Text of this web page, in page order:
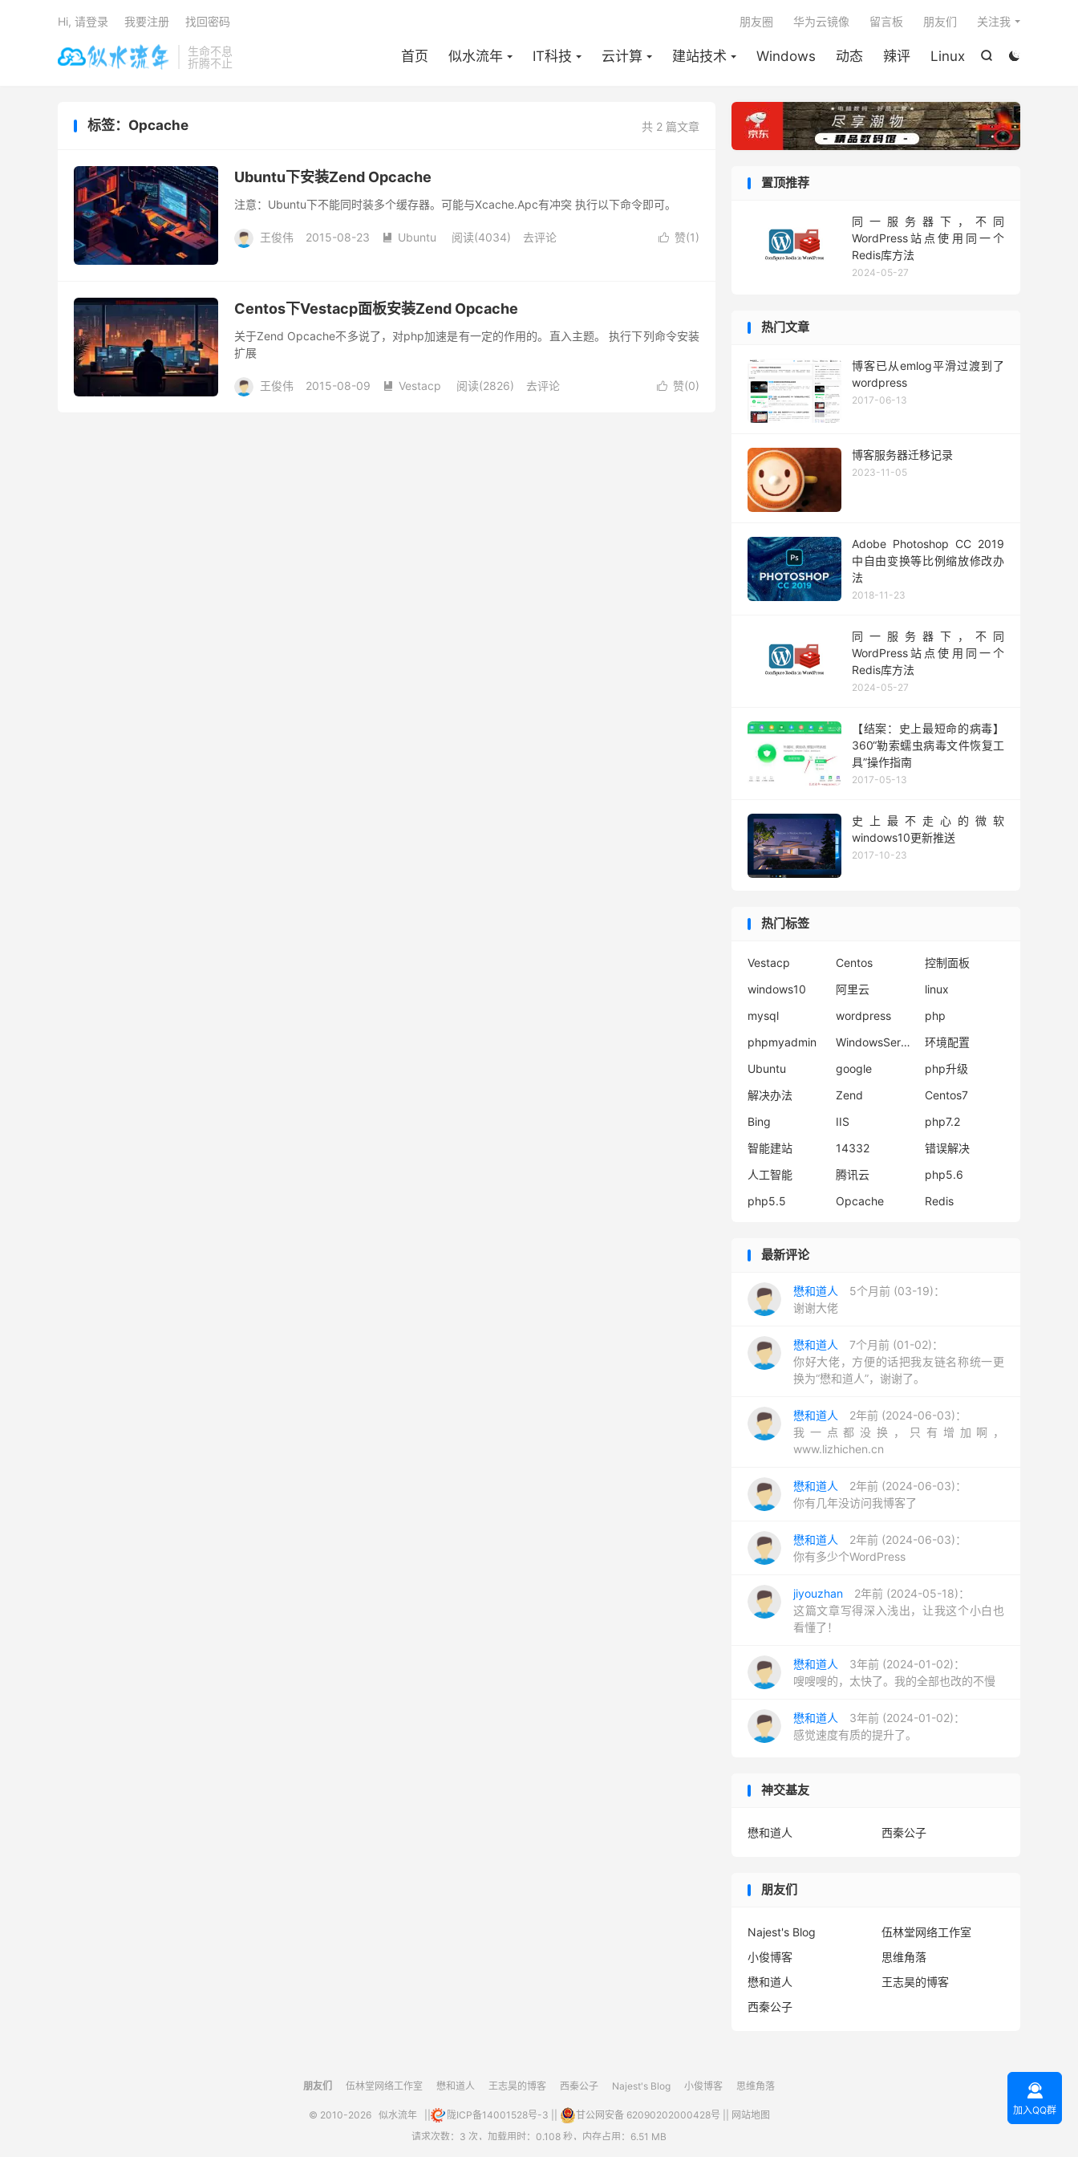
生命不息
折腾不止


首页 似水流年 IT科技 云计算 建站技术 Windows 动态 辣评 Linux
朋友圈 华为云镜像 留言板 朋友们 关注我
Hi, 请登录 我要注册 找回密码
共 2 篇文章
标签：Opcache
Ubuntu下安装Zend Opcache
注意：Ubuntu下不能同时装多个缓存器。可能与Xcache.Apc有冲突 执行以下命令即可。
 赞(1)
王俊伟 2015-08-23  Ubuntu 阅读(4034) 去评论
Centos下Vestacp面板安装Zend Opcache
关于Zend Opcache不多说了，对php加速是有一定的作用的。直入主题。 执行下列命令安装
扩展
 赞(0)
王俊伟 2015-08-09  Vestacp 阅读(2826) 去评论
置顶推荐
同一服务器下，不同
WordPress站点使用同一个
Redis库方法
2024-05-27
热门文章
博客已从emlog平滑过渡到了
wordpress
2017-06-13
博客服务器迁移记录
2023-11-05
Adobe Photoshop CC 2019
中自由变换等比例缩放修改办
法
2018-11-23
同一服务器下，不同
WordPress站点使用同一个
Redis库方法
2024-05-27
【结案：史上最短命的病毒】
360“勒索蠕虫病毒文件恢复工
具”操作指南
2017-05-13
史上最不走心的微软
windows10更新推送
2017-10-23
热门标签
Vestacp Centos
控制面板
windows10
阿里云
linux
mysql
wordpress
php
phpmyadmin
WindowsServer2008
环境配置
Ubuntu
google
php升级
解决办法
Zend
Centos7
Bing
IIS
php7.2
智能建站
14332
错误解决
人工智能
腾讯云
php5.6
php5.5
Opcache Redis
最新评论
懋和道人
5个月前 (03-19)：
谢谢大佬
懋和道人
7个月前 (01-02)：
你好大佬，方便的话把我友链名称统一更
换为“懋和道人”，谢谢了。
懋和道人
2年前 (2024-06-03)：
我一点都没换，只有增加啊，
www.lizhichen.cn
懋和道人
2年前 (2024-06-03)：
你有几年没访问我博客了
懋和道人
2年前 (2024-06-03)：
你有多少个WordPress
jiyouzhan
2年前 (2024-05-18)：
这篇文章写得深入浅出，让我这个小白也
看懂了！
懋和道人
3年前 (2024-01-02)：
嗖嗖嗖的，太快了。我的全部也改的不慢
懋和道人
3年前 (2024-01-02)：
感觉速度有质的提升了。
神交基友
懋和道人 西秦公子
朋友们
Najest's Blog
伍林堂网络工作室
小俊博客
思维角落
懋和道人
王志昊的博客
西秦公子
朋友们 伍林堂网络工作室 懋和道人 王志昊的博客 西秦公子 Najest's Blog 小俊博客 思维角落
© 2010-2026 似水流年|| 陇ICP备14001528号-3 甘公网安备 62090202000428号
网站地图
请求次数：3 次，加载用时：0.108 秒，内存占用：6.51 MB

加入QQ群